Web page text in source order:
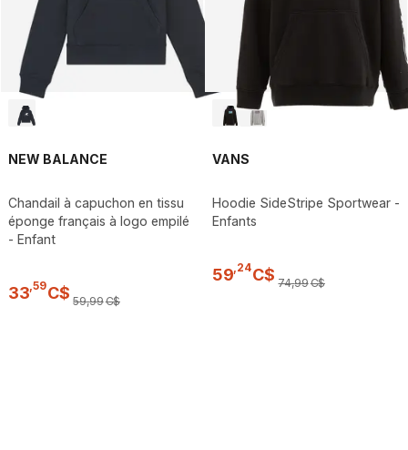
NEW BALANCE
Chandail à capuchon en tissu
éponge français à logo empilé
- Enfant
33,59C$ 59,99C$
VANS
Hoodie SideStripe Sportwear -
Enfants
59,24C$ 74,99C$